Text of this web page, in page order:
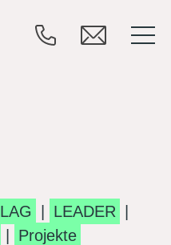
LAG LEADER
Projekte